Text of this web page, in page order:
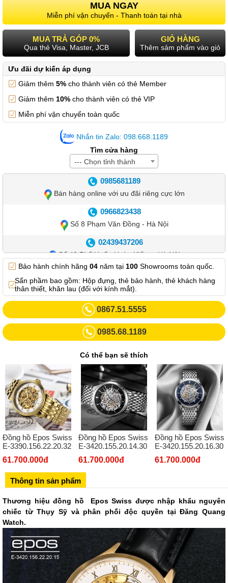
MUA NGAY
Miễn phí vận chuyển - Thanh toán tại nhà
MUA TRẢ GÓP 0%
Qua thẻ Visa, Master, JCB
GIỎ HÀNG
Thêm sảm phẩm vào giỏ
Ưu đãi dự kiến áp dụng
Giảm thêm 5% cho thành viên có thẻ Member
Giảm thêm 10% cho thành viên có thẻ VIP
Miễn phí vận chuyển toàn quốc
Nhắn tin Zalo: 098.668.1189
Tìm cửa hàng
--- Chọn tỉnh thành
0985681189
Bán hàng online với ưu đãi riêng cực lớn
0966823438
Số 8 Phạm Văn Đồng - Hà Nội
02439437206
Số 42 Phố Huế - Hoàn Kiếm – Hà Nội
0982.769.887
Showroom 3: Số 87 Trương Định - Hai Bà Trưng - Hà Nội.
0969102552
Số 55 Trần Đăng Ninh – Cầu Giấy – Hà Nội
0963264832
02437836542
Số 8 Trần Duy Hưng - Cầu Giấy - Hà Nội
02432232319
Số 413 Quang Trung - Hà Đông - Hà Nội
02432127660
Số 273 Nguyễn Văn Cừ - Long Biên - Hà Nội
02439392490
Số 28 Chùa Thông - Sơn Tây - Hà Nội
02437939481
Số 53 Trần Đăng Ninh - Cầu Giấy - Hà Nội
034 629 9090
Showroom 86: BH9A-SP.9A-63 Vinhomes Ocean Park 1, Dương
Xá, Gia Lâm, Thành phố Hà Nội
Bảo hành chính hãng 04 năm tại 100 Showrooms toàn quốc.
Sẩn phầm bao gồm: Hộp đựng, thẻ bảo hành, thẻ khách hàng
thân thiết, khăn lau (đối với kính mắt).
0867.51.5555
0985.68.1189
Có thể bạn sẽ thích
Đồng hồ Epos Swiss
E-3390.156.22.20.32
61.700.000đ
Đồng hồ Epos Swiss
E-3420.155.20.14.30
61.700.000đ
Đồng hồ Epos Swiss
E-3420.155.20.16.30
61.700.000đ
Thông tin sản phẩm
Thương hiệu đồng hồ Epos Swiss được nhập khẩu nguyên
chiếc từ Thụy Sỹ và phân phối độc quyền tại Đăng Quang
Watch.